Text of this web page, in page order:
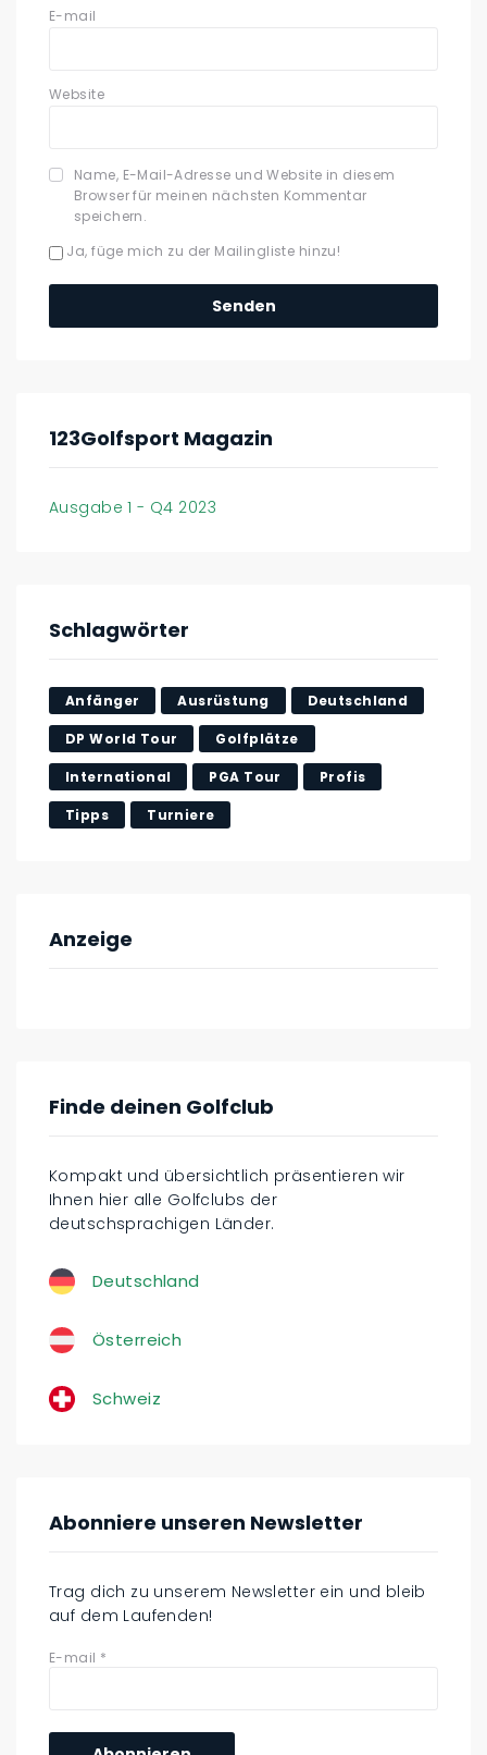
E-mail
Website
Name, E-Mail-Adresse und Website in diesem
Browser für meinen nächsten Kommentar
speichern.
Ja, füge mich zu der Mailingliste hinzu!
123Golfsport Magazin
Ausgabe 1 - Q4 2023
Schlagwörter
Anfänger Ausrüstung Deutschland
DP World Tour Golfplätze
International PGA Tour Profis
Tipps Turniere
Anzeige
Finde deinen Golfclub
Kompakt und übersichtlich präsentieren wir
Ihnen hier alle Golfclubs der
deutschsprachigen Länder.
Deutschland
Österreich
Schweiz
Abonniere unseren Newsletter
Trag dich zu unserem Newsletter ein und bleib
auf dem Laufenden!
E-mail *